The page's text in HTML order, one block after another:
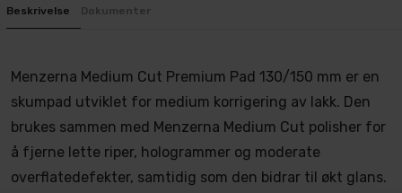
Beskrivelse Dokumenter
Menzerna Medium Cut Premium Pad 130/150 mm er en
skumpad utviklet for medium korrigering av lakk. Den
brukes sammen med Menzerna Medium Cut polisher for
å fjerne lette riper, hologrammer og moderate
overflatedefekter, samtidig som den bidrar til økt glans.